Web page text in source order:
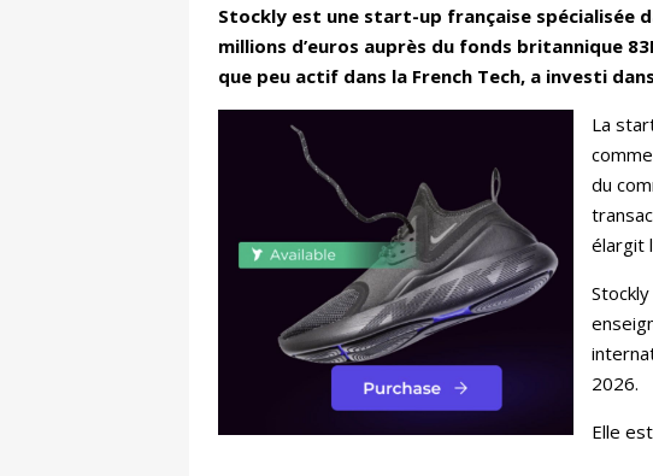
Stockly est une start-up française spécialisée
millions d’euros auprès du fonds britannique
que peu actif dans la French Tech, a investi
La
du
élargit
2026.
Elle